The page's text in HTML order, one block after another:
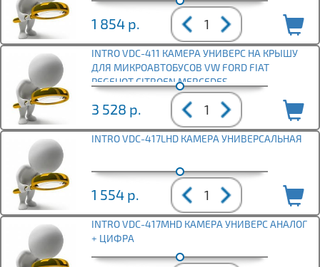
1 854 р.
INTRO VDC-411 КАМЕРА УНИВЕРС НА КРЫШУ
ДЛЯ МИКРОАВТОБУСОВ VW FORD FIAT
PEGEUOT CITROEN MERCEDES
3 528 р.
INTRO VDC-417LHD КАМЕРА УНИВЕРСАЛЬНАЯ
1 554 р.
INTRO VDC-417MHD КАМЕРА УНИВЕРС АНАЛОГ
+ ЦИФРА